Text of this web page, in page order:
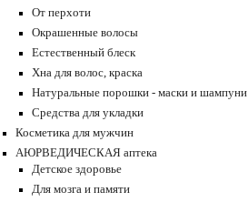
От перхоти
Окрашенные волосы
Естественный блеск
Хна для волос, краска
Натуральные порошки - маски и шампуни
Средства для укладки
Косметика для мужчин
АЮРВЕДИЧЕСКАЯ аптека
Детское здоровье
Для мозга и памяти